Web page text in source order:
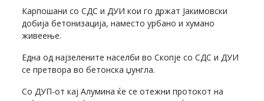
Карпошани со СДС и ДУИ кои го држат Јакимовски
добија бетонизација, наместо урбано и хумано
живеење.
Една од најзелените населби во Скопје со СДС и ДУИ
се претвора во бетонска џунгла.
Со ДУП-от кај Алумина ќе се отежни протокот на